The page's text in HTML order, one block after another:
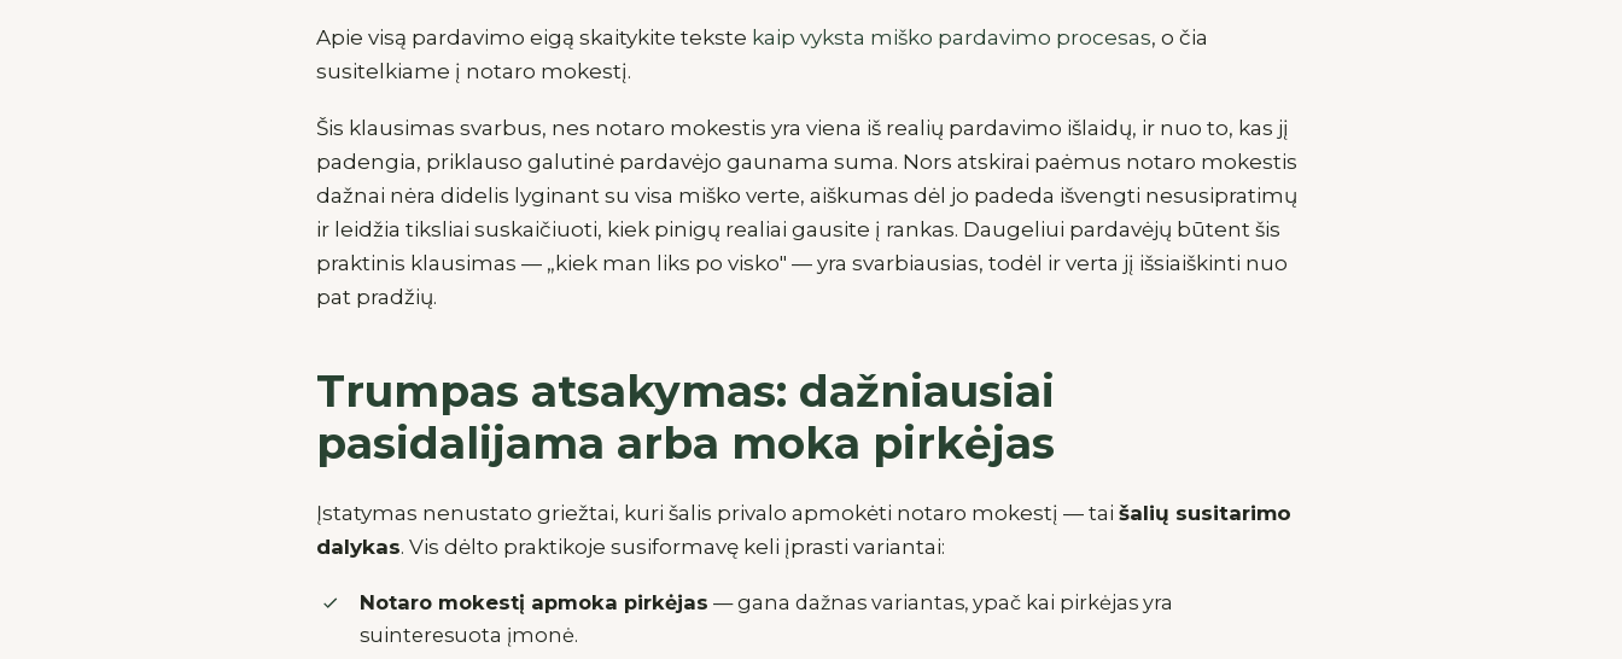
Apie visą pardavimo eigą skaitykite tekste kaip vyksta miško pardavimo procesas, o čia
susitelkiame į notaro mokestį.
Šis klausimas svarbus, nes notaro mokestis yra viena iš realių pardavimo išlaidų, ir nuo to, kas jį
padengia, priklauso galutinė pardavėjo gaunama suma. Nors atskirai paėmus notaro mokestis
dažnai nėra didelis lyginant su visa miško verte, aiškumas dėl jo padeda išvengti nesusipratimų
ir leidžia tiksliai suskaičiuoti, kiek pinigų realiai gausite į rankas. Daugeliui pardavėjų būtent šis
praktinis klausimas — „kiek man liks po visko" — yra svarbiausias, todėl ir verta jį išsiaiškinti nuo
pat pradžių.
Trumpas atsakymas: dažniausiai
pasidalijama arba moka pirkėjas
Įstatymas nenustato griežtai, kuri šalis privalo apmokėti notaro mokestį — tai šalių susitarimo
dalykas. Vis dėlto praktikoje susiformavę keli įprasti variantai:
Notaro mokestį apmoka pirkėjas — gana dažnas variantas, ypač kai pirkėjas yra
suinteresuota įmonė.